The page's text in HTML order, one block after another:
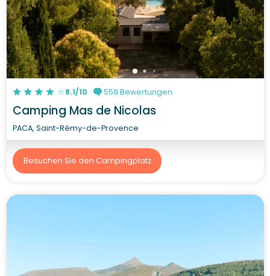
8.1/10 558 Bewertungen
Camping Mas de Nicolas
PACA, Saint-Rémy-de-Provence
Besuchen Sie den Campingplatz